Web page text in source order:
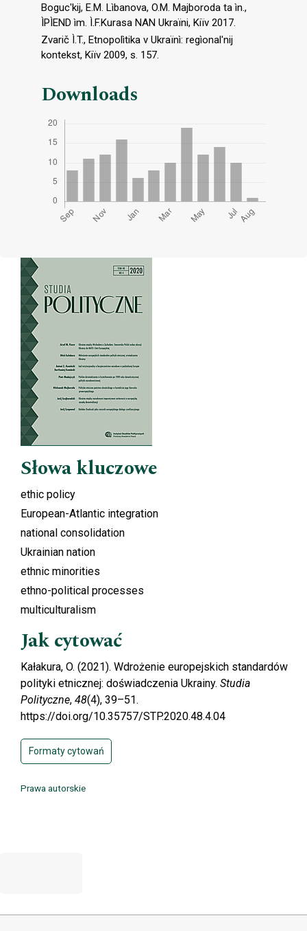
Boguc′kij, E.M. Lìbanova, O.M. Majboroda ta ìn.,
ÌPÌEND ìm. Ì.F.Kurasa NAN Ukraïni, Kiïv 2017.
Zvarič Ì.T., Etnopolìtika v Ukraïnì: regìonal′nij
kontekst, Kiïv 2009, s. 157.
Downloads
Cover image
Słowa kluczowe
ethic policy
European-Atlantic integration
national consolidation
Ukrainian nation
ethnic minorities
ethno-political processes
multiculturalism
Jak cytować
Kałakura, O. (2021). Wdrożenie europejskich standardów
polityki etnicznej: doświadczenia Ukrainy. Studia
Polityczne, 48(4), 39–51.
https://doi.org/10.35757/STP.2020.48.4.04
Formaty cytowań
Prawa autorskie